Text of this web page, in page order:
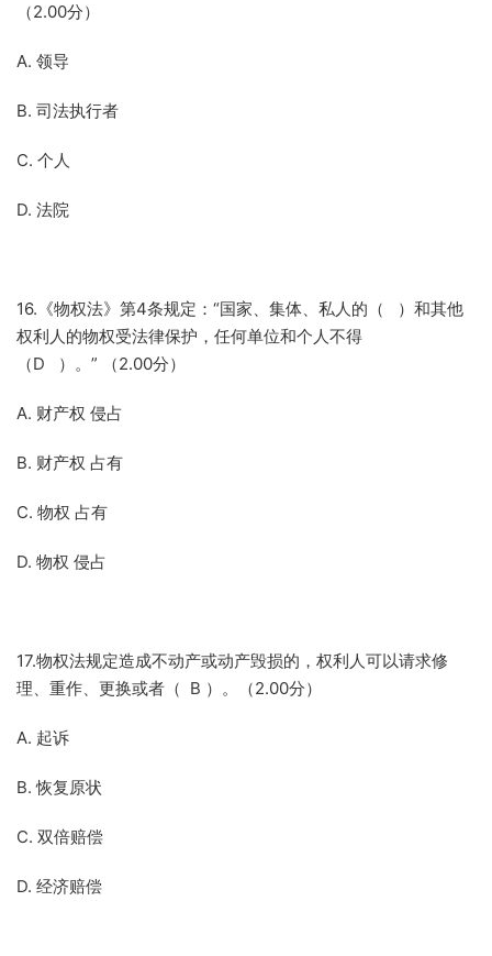
（2.00分）
A. 领导
B. 司法执行者
C. 个人
D. 法院
16.《物权法》第4条规定：“国家、集体、私人的（ ）和其他
权利人的物权受法律保护，任何单位和个人不得
（D ）。” （2.00分）
A. 财产权 侵占
B. 财产权 占有
C. 物权 占有
D. 物权 侵占
17.物权法规定造成不动产或动产毁损的，权利人可以请求修
理、重作、更换或者（ B ）。（2.00分）
A. 起诉
B. 恢复原状
C. 双倍赔偿
D. 经济赔偿